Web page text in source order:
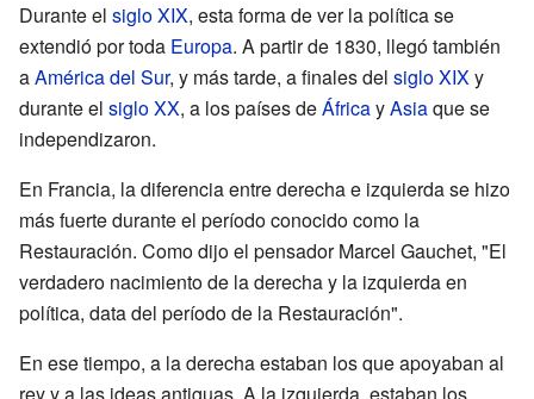
Durante el siglo XIX, esta forma de ver la política se
extendió por toda Europa. A partir de 1830, llegó también
aAmérica del Sur, y más tarde, a finales del siglo XIX y
durante el siglo XX, a los países deÁfricayAsiaque se
independizaron.
En Francia, la diferencia entre derecha e izquierda se hizo
más fuerte durante el período conocido como la
Restauración. Como dijo el pensador Marcel Gauchet, "El
verdadero nacimiento de la derecha y la izquierda en
política, data del período de la Restauración".
En ese tiempo, a la derecha estaban los que apoyaban al
rey y a las ideas antiguas. A la izquierda, estaban los